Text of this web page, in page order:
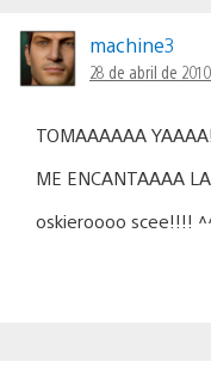
machine3
28 de abril de
TOMAAAAAA
ME ENCANTAAAA
oskieroooo scee!!!!